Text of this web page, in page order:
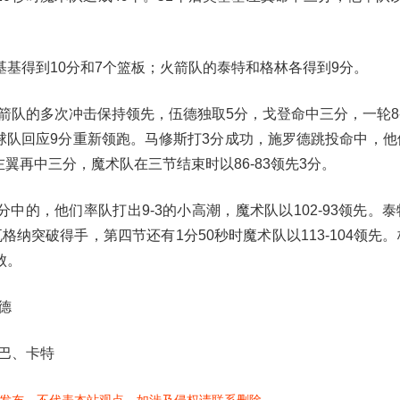
得到10分和7个篮板；火箭队的泰特和格林各得到9分。
队的多次冲击保持领先，伍德独取5分，戈登命中三分，一轮
回应9分重新领跑。马修斯打3分成功，施罗德跳投命中，
再中三分，魔术队在三节结束时以86-83领先3分。
中的，他们率队打出9-3的小高潮，魔术队以102-93领先。泰
纳突破得手，第四节还有1分50秒时魔术队以113-104领先
、卡特